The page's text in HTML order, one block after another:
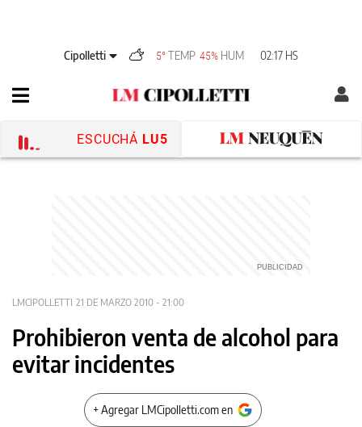
Cipolletti 5° TEMP 45% HUM 02:17 HS
ESCUCHÁ LU5
LMCIPOLLETTI 21 DE MARZO 2010 - 21:00
Prohibieron venta de alcohol para
evitar incidentes
+ Agregar LMCipolletti.com en